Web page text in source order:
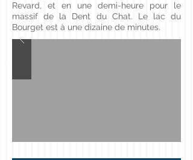
Revard, et en une demi-heure pour le
massif de la Dent du Chat. Le lac du
Bourget est à une dizaine de minutes.